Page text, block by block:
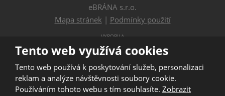
eBRÁNA s.r.o.
Mapa stránek | Podmínky použití
VYROBILA
Tento web je chráněn pomocí Google ReCAPTCHA a platí
pro něj
Tento web využívá cookies
Tento web používá k poskytování služeb, personalizaci
reklam a analýze návštěvnosti soubory cookie.
Používáním tohoto webu s tím souhlasíte. Zobrazit